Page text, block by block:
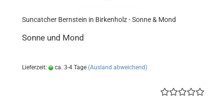
Suncatcher Bernstein in Birkenholz - Sonne & Mond
Sonne und Mond
Lieferzeit: ca. 3-4 Tage (Ausland abweichend)